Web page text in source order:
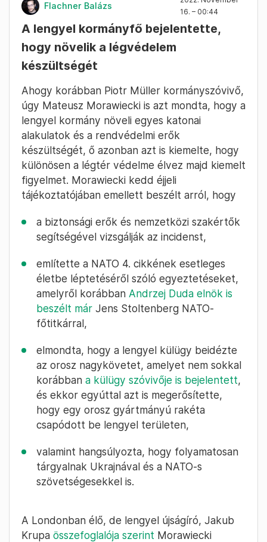
Flachner Balázs
16. – 00:44
A lengyel kormányfő bejelentette,
hogy növelik a légvédelem
készültségét
Ahogy korábban Piotr Müller kormányszóvivő,
úgy Mateusz Morawiecki is azt mondta, hogy a
lengyel kormány növeli egyes katonai
alakulatok és a rendvédelmi erők
készültségét, ő azonban azt is kiemelte, hogy
különösen a légtér védelme élvez majd kiemelt
figyelmet. Morawiecki kedd éjjeli
tájékoztatójában emellett beszélt arról, hogy
a biztonsági erők és nemzetközi szakértők
segítségével vizsgálják az incidenst,
említette a NATO 4. cikkének esetleges
életbe léptetéséről szóló egyeztetéseket,
amelyről korábban Andrzej Duda elnök is
beszélt már Jens Stoltenberg NATO-
főtitkárral,
elmondta, hogy a lengyel külügy beidézte
az orosz nagykövetet, amelyet nem sokkal
korábban a külügy szóvivője is bejelentett,
és ekkor egyúttal azt is megerősítette,
hogy egy orosz gyártmányú rakéta
csapódott be lengyel területen,
valamint hangsúlyozta, hogy folyamatosan
tárgyalnak Ukrajnával és a NATO-s
szövetségesekkel is.
A Londonban élő, de lengyel újságíró, Jakub
Krupa összefoglalója szerint Morawiecki